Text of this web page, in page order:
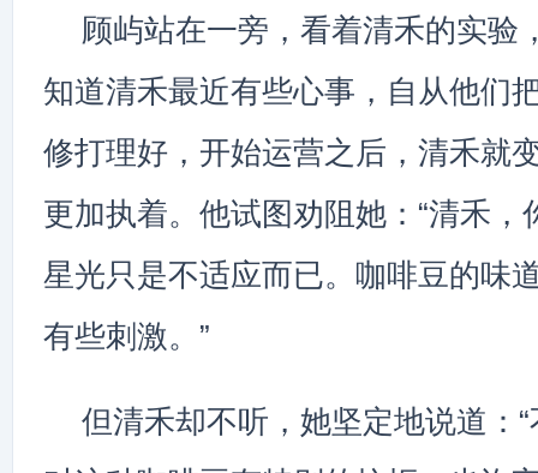
顾屿站在一旁，看着清禾的实验
知道清禾最近有些心事，自从他们
修打理好，开始运营之后，清禾就
更加执着。他试图劝阻她：“清禾，
星光只是不适应而已。咖啡豆的味
有些刺激。”
但清禾却不听，她坚定地说道：